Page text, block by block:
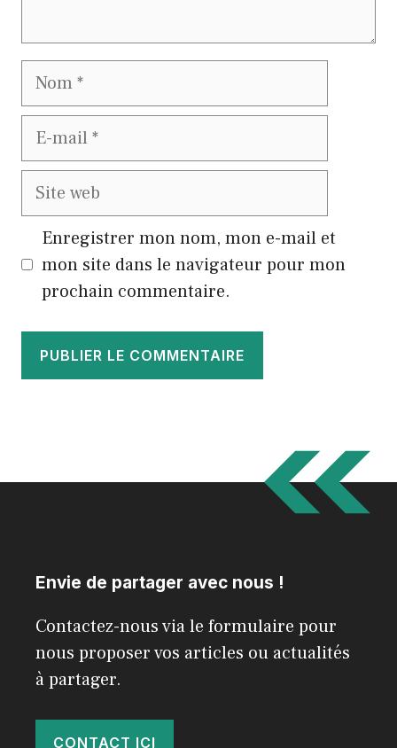
Nom
E-
Site
Enregistrer mon nom, mon e-mail et
mon site dans le navigateur pour mon
prochain commentaire.
Envie de partager avec nous !
Contactez-nous via le formulaire pour
nous proposer vos articles ou actualités
à partager.
CONTACT ICI